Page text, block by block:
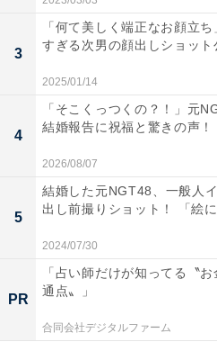
3
「何て美しく端正なお顔立
すぎる次男の顔出しショッ
2025/01/14
4
「そこくっつくの？！」元
結婚報告に祝福と驚きの声
2026/08/07
5
結婚した元NGT48、一般人
出し前撮りショット！ 「絵
2024/07/30
PR
「占い師だけが知ってる〝
通点〟」
合同会社デジタルファーム